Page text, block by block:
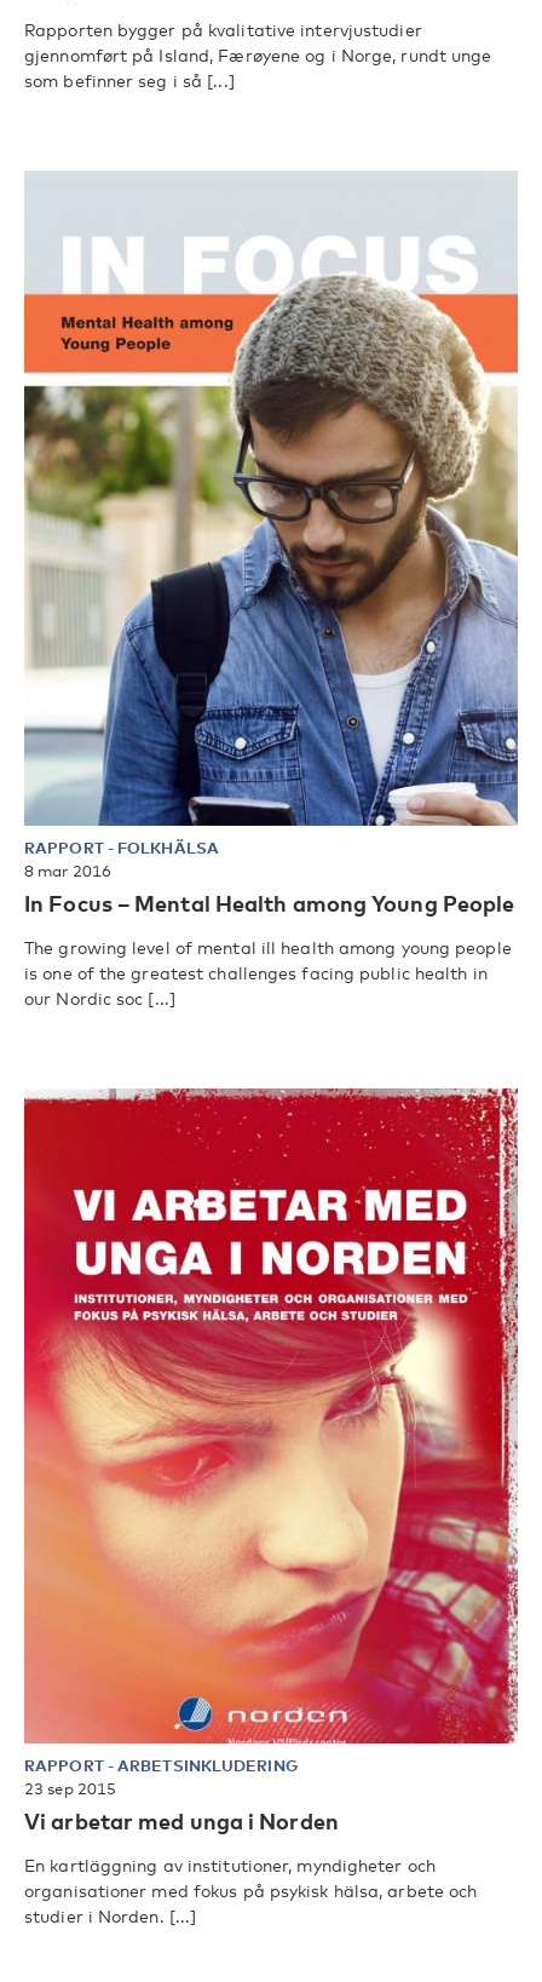
Rapporten bygger på kvalitative intervjustudier
gjennomført på Island, Færøyene og i Norge, rundt unge
som befinner seg i så [...]
RAPPORT- FOLKHÄLSA
8 mar 2016
In Focus – Mental Health among Young People
The growing level of mental ill health among young people
is one of the greatest challenges facing public health in
our Nordic soc [...]
RAPPORT-ARBETSINKLUDERING
23 sep 2015
Vi arbetar med unga i Norden
En kartläggning av institutioner, myndigheter och
organisationer med fokus på psykisk hälsa, arbete och
studier i Norden. [...]